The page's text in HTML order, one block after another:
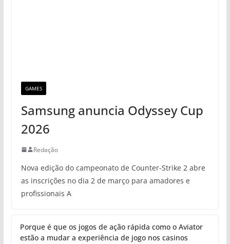
GAMES
Samsung anuncia Odyssey Cup
2026
Redação
Nova edição do campeonato de Counter-Strike 2 abre
as inscrições no dia 2 de março para amadores e
profissionais A
Porque é que os jogos de ação rápida como o Aviator
estão a mudar a experiência de jogo nos casinos